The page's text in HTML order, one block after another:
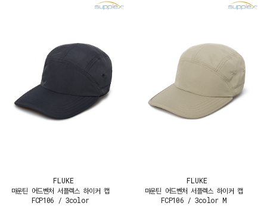
FLUKE
마운틴 어드벤처 서플렉스 하이커 캡
FCP106 / 3color
FLUKE
마운틴 어드벤처 서플렉스 하이커 캡
FCP106 / 3color M